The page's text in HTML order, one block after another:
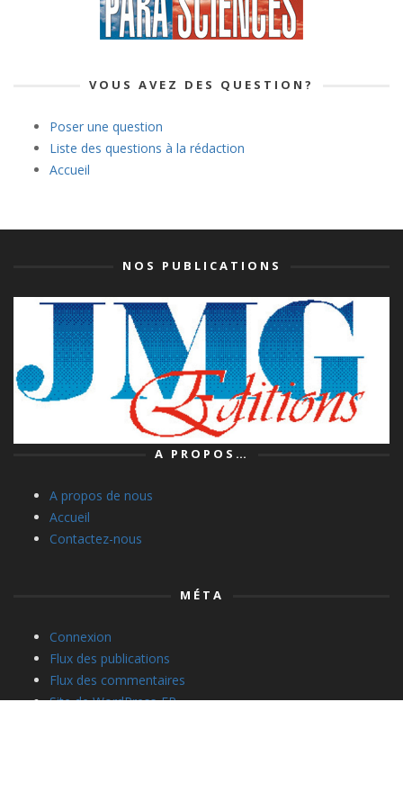
VOUS AVEZ DES QUESTION?
Poser une question
Liste des questions à la rédaction
Accueil
NOS PUBLICATIONS
A PROPOS…
A propos de nous
Accueil
Contactez-nous
MÉTA
Connexion
Flux des publications
Flux des commentaires
Site de WordPress-FR